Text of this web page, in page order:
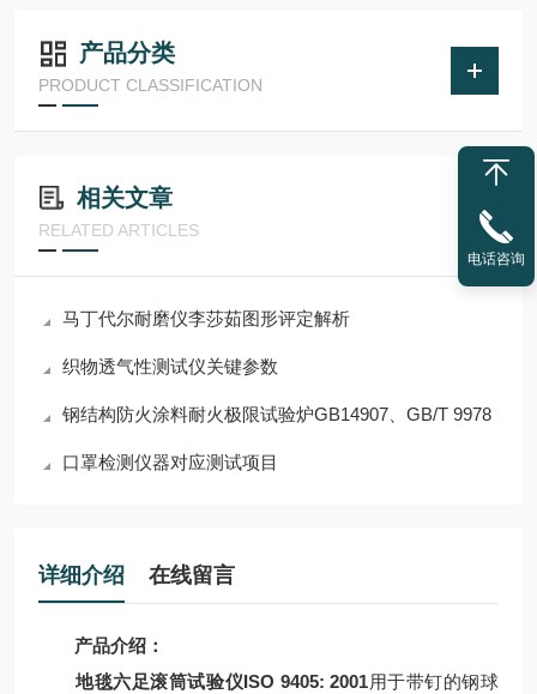
产品分类
PRODUCT CLASSIFICATION
相关文章
RELATED ARTICLES
马丁代尔耐磨仪李莎茹图形评定解析
织物透气性测试仪关键参数
钢结构防火涂料耐火极限试验炉GB14907、GB/T 9978
口罩检测仪器对应测试项目
详细介绍 在线留言
产品介绍：
地毯六足滚筒试验仪ISO 9405: 2001用于带钉的钢球
电话咨询